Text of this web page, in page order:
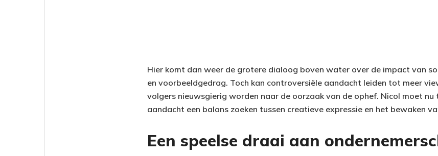
Hier komt dan weer de grotere dialoog boven water over de impact van
en voorbeeldgedrag. Toch kan controversiële aandacht leiden tot meer
volgers nieuwsgierig worden naar de oorzaak van de ophef. Nicol moet nu
aandacht een balans zoeken tussen creatieve expressie en het bewaken
Een speelse draai aan